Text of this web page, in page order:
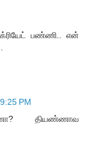
பண்ணி.. என்
PM
தியண்ணாவ